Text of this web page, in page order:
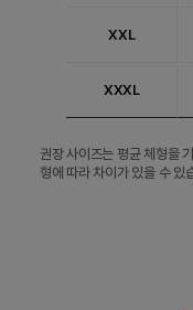
XXL
XXXL
권장 사이즈는 평균 체형을
형에 따라 차이가 있을 수 있